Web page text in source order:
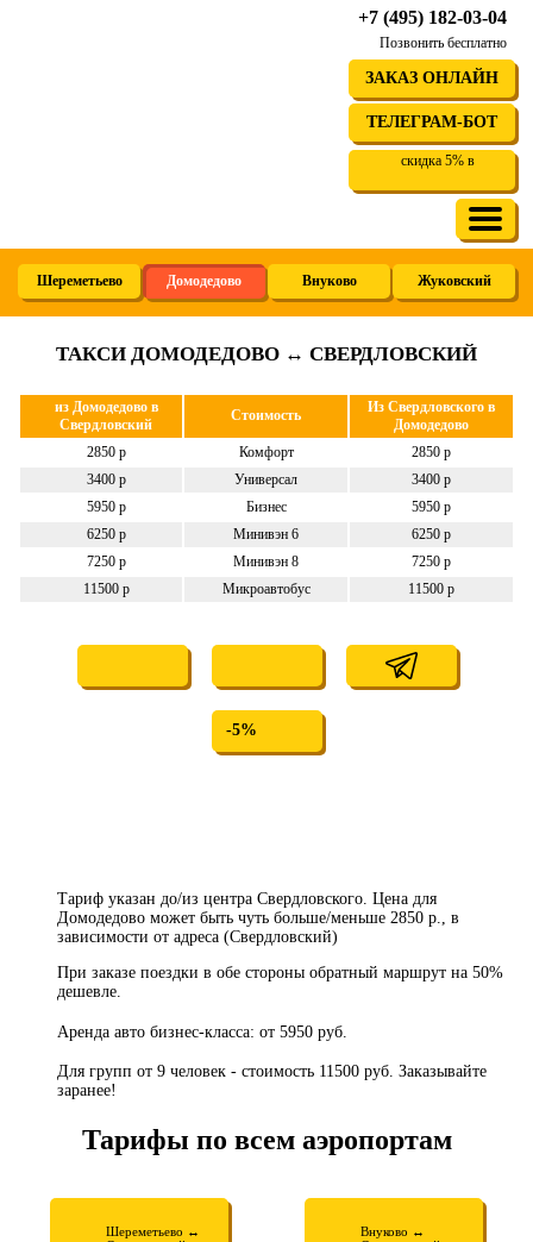
+7 (495) 182-03-04
Позвонить бесплатно
ЗАКАЗ ОНЛАЙН
ТЕЛЕГРАМ-БОТ
скидка 5% в
Шереметьево Домодедово Внуково Жуковский
ТАКСИ ДОМОДЕДОВО ↔ СВЕРДЛОВСКИЙ
из Домодедово в
Свердловский
Стоимость
Из Свердловского в
Домодедово
2850 р
Комфорт
2850 р
3400 р
Универсал
3400 р
5950 р
Бизнес
5950 р
6250 р
Минивэн 6
6250 р
7250 р
Минивэн 8
7250 р
11500 р
Микроавтобус 11500 р
-5%
Тариф указан до/из центра Свердловского. Цена для
Домодедово может быть чуть больше/меньше 2850 р., в
зависимости от адреса (Свердловский)
При заказе поездки в обе стороны обратный маршрут на 50%
дешевле.
Аренда авто бизнес-класса: от 5950 руб.
Для групп от 9 человек - стоимость 11500 руб. Заказывайте
заранее!
Тарифы по всем аэропортам
Шереметьево ↔
Внуково ↔